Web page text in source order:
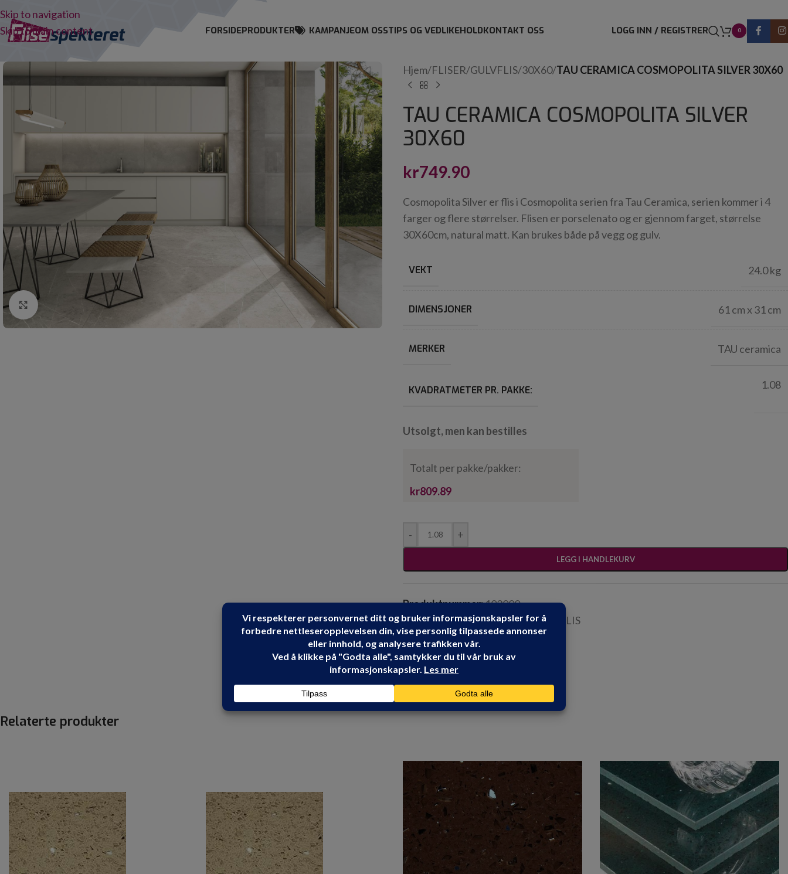
Skip to navigation
Skip to main content
FORSIDEPRODUKTER KAMPANJEOM OSSTIPS OG VEDLIKEHOLDKONTAKT OSS LOGG INN / REGISTRER 0
Click to enlarge
Hjem/FLISER/GULVFLIS/30X60/TAU CERAMICA COSMOPOLITA SILVER 30X60
TAU CERAMICA COSMOPOLITA SILVER
30X60
kr749.90
Cosmopolita Silver er flis i Cosmopolita serien fra Tau Ceramica, serien kommer i 4
farger og flere størrelser. Flisen er porselenato og er gjennom farget, størrelse
30X60cm, natural matt. Kan brukes både på vegg og gulv.
VEKT 24.0 kg
DIMENSJONER 61 cm x 31 cm
MERKER TAU ceramica
KVADRATMETER PR. PAKKE: 1.08
Utsolgt, men kan bestilles
Totalt per pakke/pakker:
kr809.89
- +
LEGG I HANDLEKURV
Produktnummer:102000
Kategorier:30X60,FLISER,GULVFLIS
TAU CERAMICA
Relaterte produkter